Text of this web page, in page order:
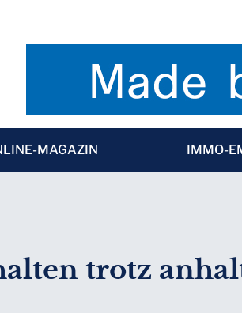
MAGAZIN IMMO-
trotz